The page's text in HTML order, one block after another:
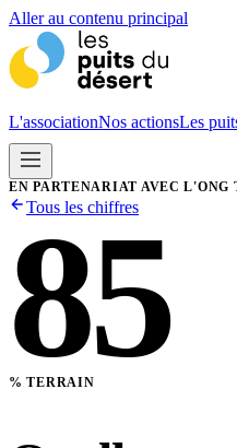
Aller au contenu principal
L'associationNos actionsLes
EN PARTENARIAT AVEC L'ONG
Tous les chiffres
85
% TERRAIN